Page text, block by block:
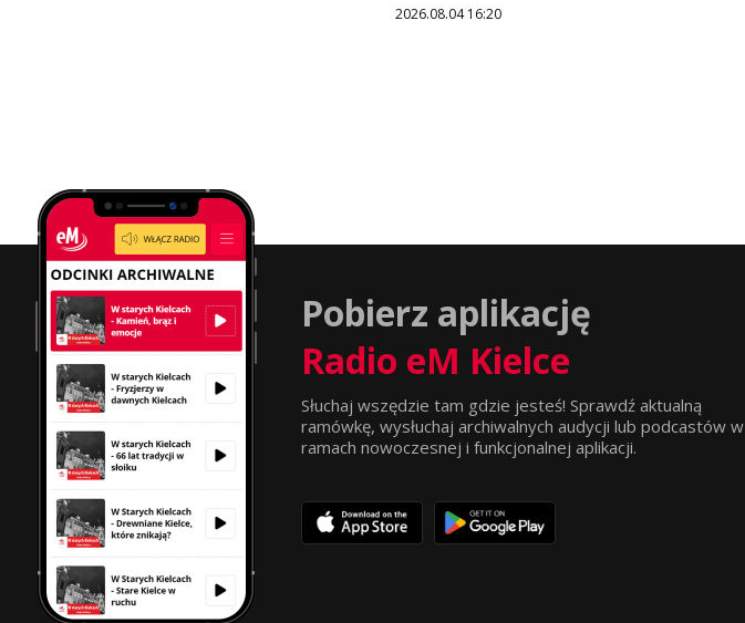
2026.08.04 16:20
Pobierz aplikację
Radio eM Kielce
Słuchaj wszędzie tam gdzie jesteś! Sprawdź aktualną
ramówkę, wysłuchaj archiwalnych audycji lub podcastów w
ramach nowoczesnej i funkcjonalnej aplikacji.